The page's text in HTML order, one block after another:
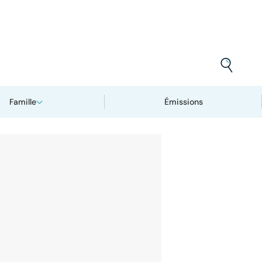
Famille Émissions